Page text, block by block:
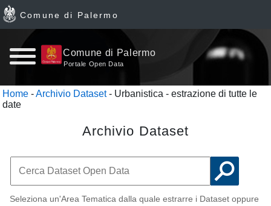
Home
News
Dataset
Ultimi
Comune di Palermo
Comune di Palermo
Portale Open Data
Home -Archivio Dataset- Urbanistica - estrazione di tutte le
date
Archivio Dataset
Seleziona un'Area Tematica dalla quale estrarre i Dataset oppure